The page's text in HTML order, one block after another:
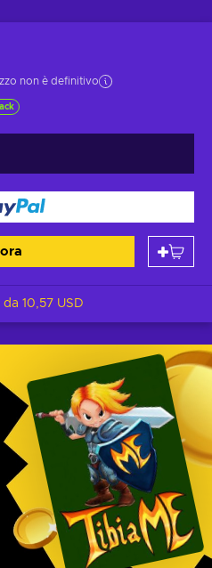
non è definitivo
da 10,57 USD